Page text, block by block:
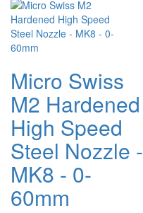
Micro Swiss
M2 Hardened
High Speed
Steel Nozzle -
MK8 - 0-
60mm